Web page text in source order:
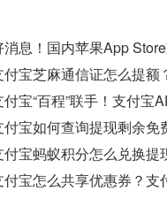
消息！国内苹果App
付宝芝麻通信证怎么提额
付宝怎么共享优惠券？支